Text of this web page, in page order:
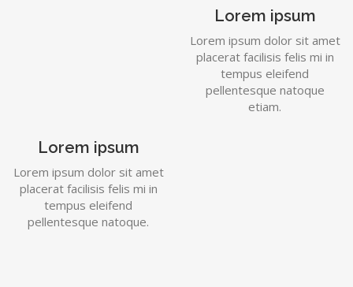
Lorem ipsum
Lorem ipsum dolor sit amet
placerat facilisis felis mi in
tempus eleifend
pellentesque natoque
etiam.
Lorem ipsum
Lorem ipsum dolor sit amet
placerat facilisis felis mi in
tempus eleifend
pellentesque natoque.